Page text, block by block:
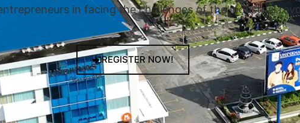
in facing the challenges of the industrial
REGISTER NOW!